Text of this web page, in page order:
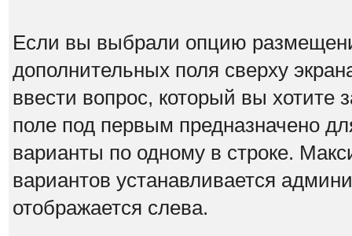
Если вы выбрали опцию
дополнительных поля сверху
ввести вопрос, который вы хотите
поле под первым предназначено
варианты по одному в строке.
вариантов устанавливается
отображается слева.